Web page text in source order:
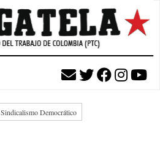
Sindicalismo Democrático